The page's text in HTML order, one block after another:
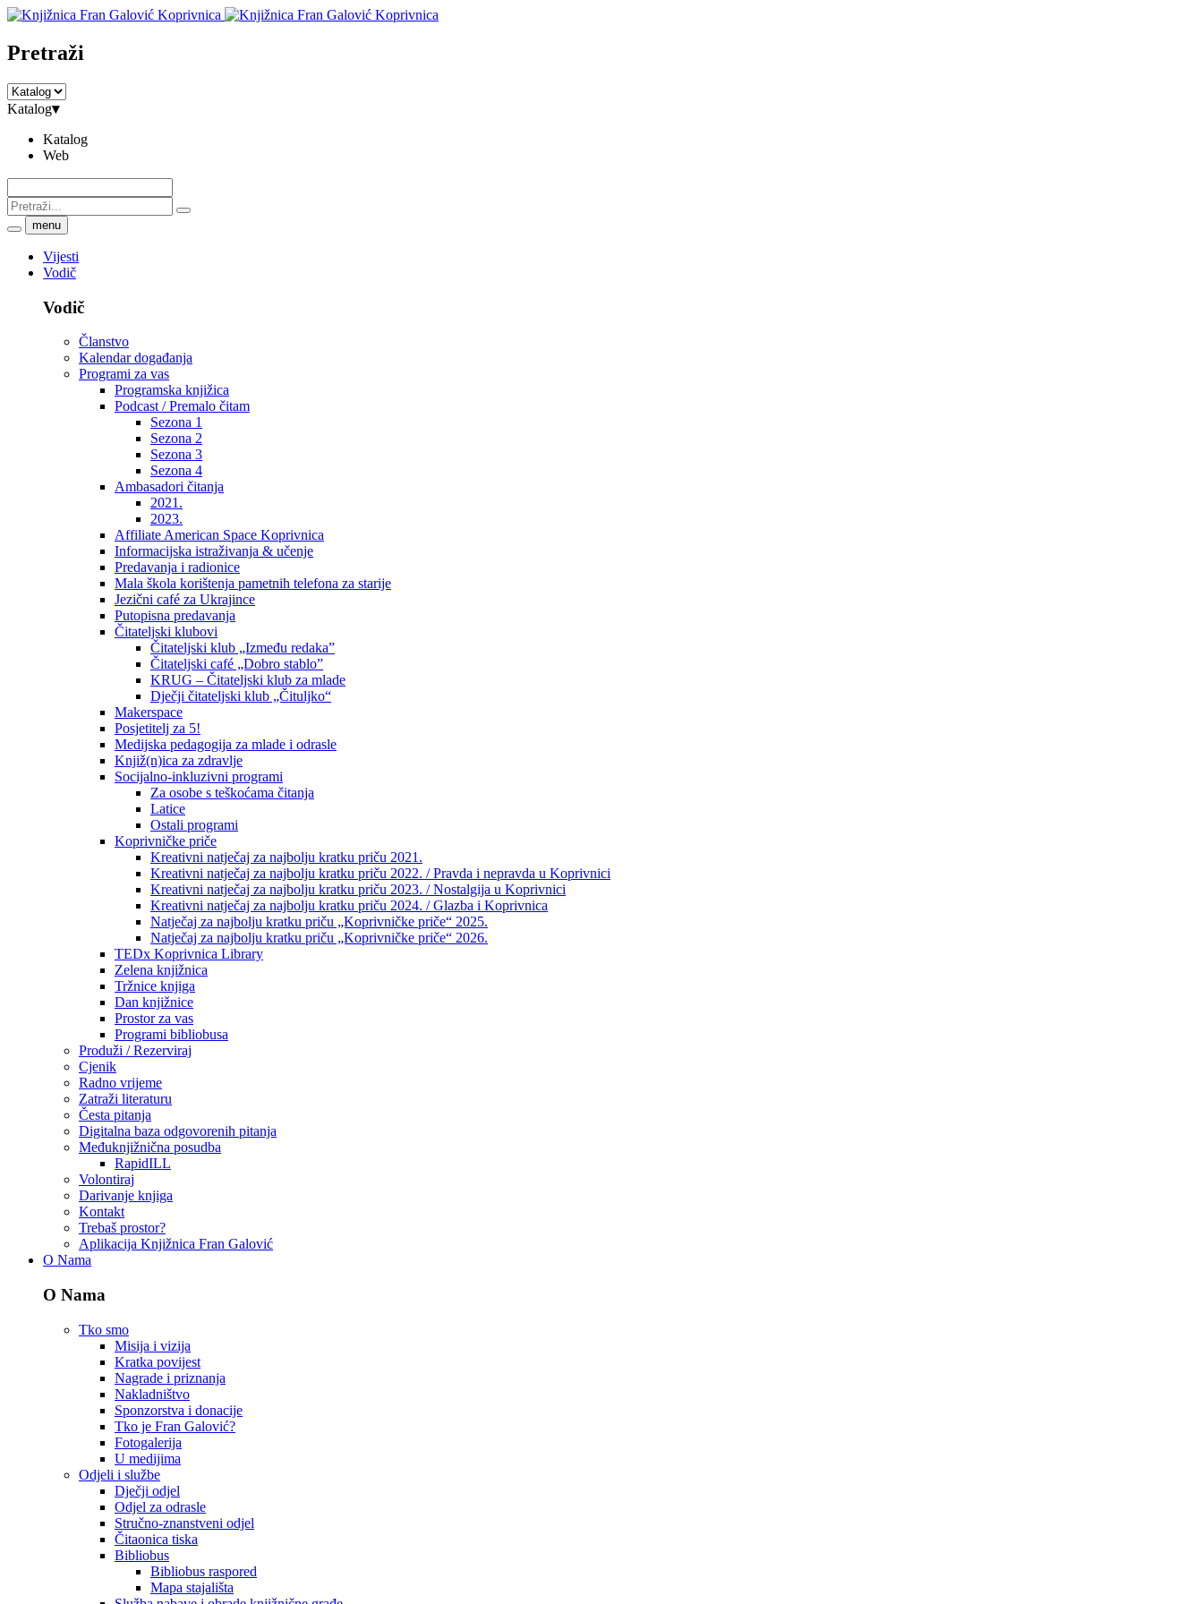
Pretraži
Katalog▾
Katalog
Web
menu
Vijesti
Vodič
Vodič
Članstvo
Kalendar događanja
Programi za vas
Programska knjižica
Podcast / Premalo čitam
Sezona 1
Sezona 2
Sezona 3
Sezona 4
Ambasadori čitanja
2021.
2023.
Affiliate American Space Koprivnica
Informacijska istraživanja & učenje
Predavanja i radionice
Mala škola korištenja pametnih telefona za starije
Jezični café za Ukrajince
Putopisna predavanja
Čitateljski klubovi
Čitateljski klub „Između redaka”
Čitateljski café „Dobro stablo”
KRUG – Čitateljski klub za mlade
Dječji čitateljski klub „Čituljko“
Makerspace
Posjetitelj za 5!
Medijska pedagogija za mlade i odrasle
Knjiž(n)ica za zdravlje
Socijalno-inkluzivni programi
Za osobe s teškoćama čitanja
Latice
Ostali programi
Koprivničke priče
Kreativni natječaj za najbolju kratku priču 2021.
Kreativni natječaj za najbolju kratku priču 2022. / Pravda i nepravda u Koprivnici
Kreativni natječaj za najbolju kratku priču 2023. / Nostalgija u Koprivnici
Kreativni natječaj za najbolju kratku priču 2024. / Glazba i Koprivnica
Natječaj za najbolju kratku priču „Koprivničke priče“ 2025.
Natječaj za najbolju kratku priču „Koprivničke priče“ 2026.
TEDx Koprivnica Library
Zelena knjižnica
Tržnice knjiga
Dan knjižnice
Prostor za vas
Programi bibliobusa
Produži / Rezerviraj
Cjenik
Radno vrijeme
Zatraži literaturu
Česta pitanja
Digitalna baza odgovorenih pitanja
Međuknjižnična posudba
RapidILL
Volontiraj
Darivanje knjiga
Kontakt
Trebaš prostor?
Aplikacija Knjižnica Fran Galović
O Nama
O Nama
Tko smo
Misija i vizija
Kratka povijest
Nagrade i priznanja
Nakladništvo
Sponzorstva i donacije
Tko je Fran Galović?
Fotogalerija
U medijima
Odjeli i službe
Dječji odjel
Odjel za odrasle
Stručno-znanstveni odjel
Čitaonica tiska
Bibliobus
Bibliobus raspored
Mapa stajališta